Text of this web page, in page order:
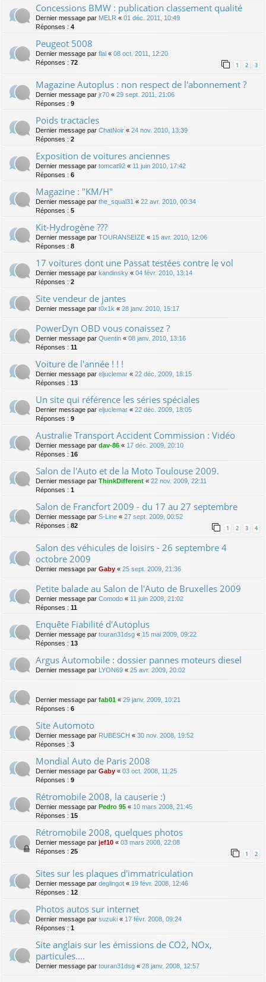
Concessions BMW : publication classement qualité
Dernier message par MELR « 01 déc. 2011, 10:49
Réponses : 4
Peugeot 5008
Dernier message par flal « 08 oct. 2011, 12:20
Réponses : 72 1 2 3
Magazine Autoplus : non respect de l'abonnement ?
Dernier message par jr70 « 29 sept. 2011, 21:06
Réponses : 9
Poids tractacles
Dernier message par ChatNoir « 24 nov. 2010, 13:39
Réponses : 2
Exposition de voitures anciennes
Dernier message par tomcat92 « 11 juin 2010, 17:42
Réponses : 6
Magazine : "KM/H"
Dernier message par the_squal31 « 22 avr. 2010, 00:34
Réponses : 5
Kit-Hydrogène ???
Dernier message par TOURANSEIZE « 15 avr. 2010, 12:06
Réponses : 8
17 voitures dont une Passat testées contre le vol
Dernier message par kandinsky « 04 févr. 2010, 13:14
Réponses : 2
Site vendeur de jantes
Dernier message par t0x1k « 28 janv. 2010, 15:17
PowerDyn OBD vous conaissez ?
Dernier message par Quentin « 08 janv. 2010, 13:16
Réponses : 11
Voiture de l'année ! ! !
Dernier message par eljuclemar « 22 déc. 2009, 18:15
Réponses : 13
Un site qui référence les séries spéciales
Dernier message par eljuclemar « 22 déc. 2009, 18:05
Réponses : 9
Australie Transport Accident Commission : Vidéo
Dernier message par dav-86 « 17 déc. 2009, 20:10
Réponses : 16
Salon de l'Auto et de la Moto Toulouse 2009.
Dernier message par ThinkDifferent « 22 nov. 2009, 22:11
Réponses : 1
Salon de Francfort 2009 - du 17 au 27 septembre
Dernier message par S-Line « 27 sept. 2009, 00:52
Réponses : 82 1 2 3 4
Salon des véhicules de loisirs - 26 septembre 4
octobre 2009
Dernier message par Gaby « 25 sept. 2009, 21:36
Petite balade au Salon de l'Auto de Bruxelles 2009
Dernier message par Comodo « 11 juin 2009, 21:02
Réponses : 11
Enquête Fiabilité d'Autoplus
Dernier message par touran31dsg « 15 mai 2009, 09:22
Réponses : 13
Argus Automobile : dossier pannes moteurs diesel
Dernier message par LYON69 « 25 avr. 2009, 20:02
Dernier message par fab01 « 29 janv. 2009, 10:21
Réponses : 6
Site Automoto
Dernier message par RUBESCH « 30 nov. 2008, 19:52
Réponses : 3
Mondial Auto de Paris 2008
Dernier message par Gaby « 03 oct. 2008, 11:25
Réponses : 9
Rétromobile 2008, la causerie :)
Dernier message par Pedro 95 « 10 mars 2008, 21:45
Réponses : 15
Rétromobile 2008, quelques photos
Dernier message par jef10 « 03 mars 2008, 22:08
Réponses : 25 1 2
Sites sur les plaques d'immatriculation
Dernier message par deglingot « 19 févr. 2008, 12:46
Réponses : 12
Photos autos sur internet
Dernier message par suzuki « 17 févr. 2008, 09:24
Réponses : 1
Site anglais sur les émissions de CO2, NOx,
particules....
Dernier message par touran31dsg « 28 janv. 2008, 12:57